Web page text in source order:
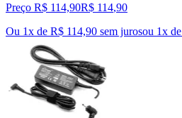
Preço R$ 114,90R$ 114,90
Ou 1x de R$ 114,90 sem jurosou 1x de